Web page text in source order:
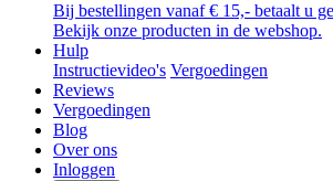
Bij bestellingen vanaf € 15,- betaalt u
Bekijk onze producten in de webshop.
Hulp
Instructievideo's Vergoedingen
Reviews
Vergoedingen
Blog
Over ons
Inloggen